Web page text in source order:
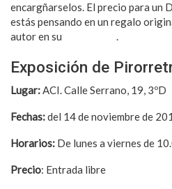
encargñarselos. El precio para un
estás pensando en un regalo
autor en su
.
Exposición de
Lugar:ACI. Calle Serrano, 19, 3ºD
Fechas:del 14 de noviembre de
Horarios: De lunes a viernes de
Precio: Entrada libre